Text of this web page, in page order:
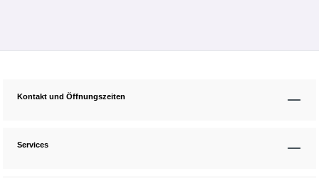
Kontakt und Öffnungszeiten
Services